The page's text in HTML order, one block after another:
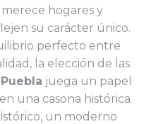
hogares y
su carácter único.
perfecto entre
la elección de las
juega un papel
una casona histórica
un moderno